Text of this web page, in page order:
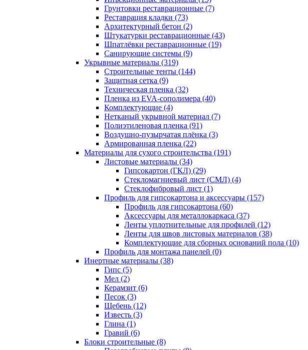
Грунтовки реставрационные (7)
Реставрация кладки (73)
Архитектурный бетон (2)
Штукатурки реставрационные (43)
Шпатлёвки реставрационные (19)
Санирующие системы (9)
Укрывные материалы (319)
Строительные тенты (144)
Защитная сетка (9)
Техническая пленка (32)
Пленка из EVA-сополимера (40)
Комплектующие (4)
Нетканый укрывной материал (7)
Полиэтиленовая пленка (91)
Воздушно-пузырчатая плёнка (3)
Армированная пленка (22)
Материалы для сухого строительства (191)
Листовые материалы (34)
Гипсокартон (ГКЛ) (29)
Стекломагниевый лист (СМЛ) (4)
Cтеклофибровый лист (1)
Профиль для гипсокартона и аксессуары (157)
Профиль для гипсокартона (60)
Аксессуары для металлокаркаса (37)
Ленты уплотнительные для профилей (12)
Ленты для швов листовых материалов (38)
Комплектующие для сборных оснований пола (10)
Профиль для монтажа панелей (0)
Инертные материалы (38)
Гипс (5)
Мел (2)
Керамзит (6)
Песок (3)
Щебень (12)
Известь (3)
Глина (1)
Гравий (6)
Блоки строительные (8)